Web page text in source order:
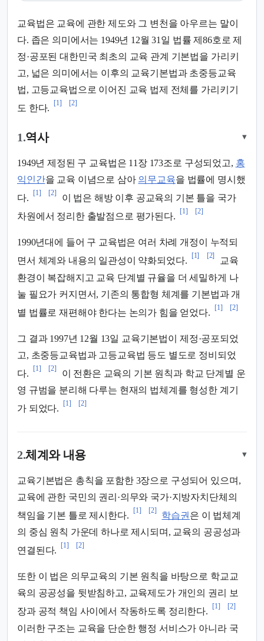
교육법은 교육에 관한 제도와 그 변천을 아우르는 말이
다. 좁은 의미에서는 1949년 12월 31일 법률 제86호로 제
정·공포된 대한민국 최초의 교육 관계 기본법을 가리키
고, 넓은 의미에서는 이후의 교육기본법과 초중등교육
법, 고등교육법으로 이어진 교육 법제 전체를 가리키기
도 한다.
[1] [2]
1.역사 ▾
1949년 제정된 구 교육법은 11장 173조로 구성되었고, 홍
익인간을 교육 이념으로 삼아 의무교육을 법률에 명시했
다.
[1] [2]
이 법은 해방 이후 공교육의 기본 틀을 국가
차원에서 정리한 출발점으로 평가된다.
[1] [2]
1990년대에 들어 구 교육법은 여러 차례 개정이 누적되
면서 체계와 내용의 일관성이 약화되었다.
[1] [2]
교육
환경이 복잡해지고 교육 단계별 규율을 더 세밀하게 나
눌 필요가 커지면서, 기존의 통합형 체계를 기본법과 개
별 법률로 재편해야 한다는 논의가 힘을 얻었다.
[1] [2]
그 결과 1997년 12월 13일 교육기본법이 제정·공포되었
고, 초중등교육법과 고등교육법 등도 별도로 정비되었
다.
[1] [2]
이 전환은 교육의 기본 원칙과 학교 단계별 운
영 규범을 분리해 다루는 현재의 법체계를 형성한 계기
가 되었다.
[1] [2]
2.체계와 내용 ▾
교육기본법은 총칙을 포함한 3장으로 구성되어 있으며,
교육에 관한 국민의 권리·의무와 국가·지방자치단체의
책임을 기본 틀로 제시한다.
[1] [2]
학습권 은 이 법체계
의 중심 원칙 가운데 하나로 제시되며, 교육의 공공성과
연결된다.
[1] [2]
또한 이 법은 의무교육의 기본 원칙을 바탕으로 학교교
육의 공공성을 뒷받침하고, 교육제도가 개인의 권리 보
장과 공적 책임 사이에서 작동하도록 정리한다.
[1] [2]
이러한 구조는 교육을 단순한 행정 서비스가 아니라 국